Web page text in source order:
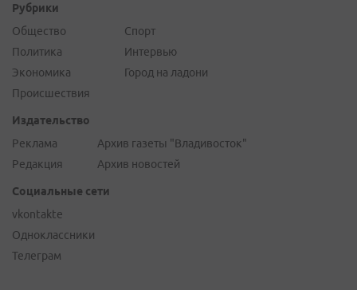
Рубрики
Общество
Политика
Экономика
Происшествия
Спорт
Интервью
Город на ладони
Издательство
Реклама
Редакция
Архив газеты "Владивосток"
Архив новостей
Социальные сети
vkontakte
Одноклассники
Телеграм